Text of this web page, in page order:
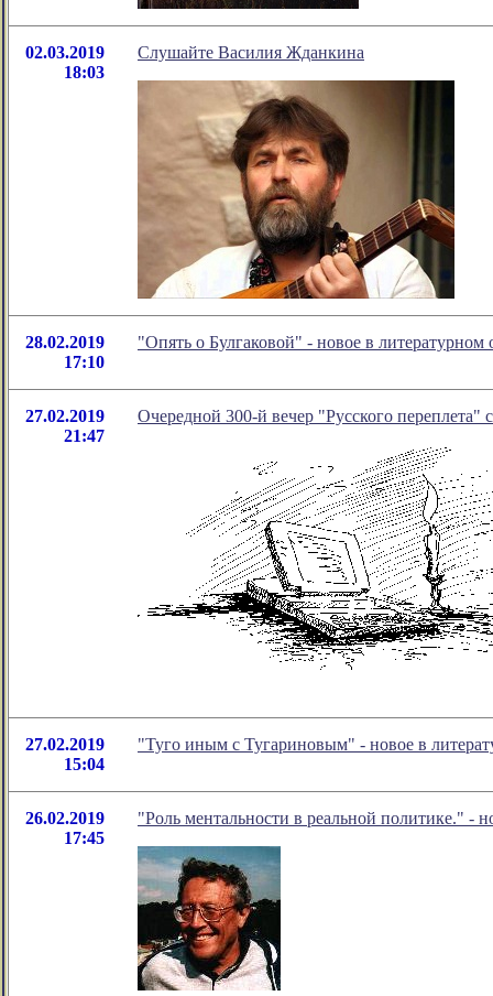
02.03.2019
18:03
Слушайте Василия Жданкина
28.02.2019
17:10
"Опять о Булгаковой" - новое в
27.02.2019
21:47
Очередной 300-й вечер "Русского переплета"
27.02.2019
15:04
"Туго иным с Тугариновым" - новое в
26.02.2019
17:45
"Роль ментальности в реальной политике." -